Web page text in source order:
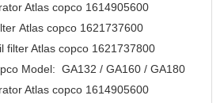
Atlas copco 1614905600
Atlas copco 1621737600
filter Atlas copco 1621737800
Model: GA132 / GA160 / GA180
Atlas copco 1614905600